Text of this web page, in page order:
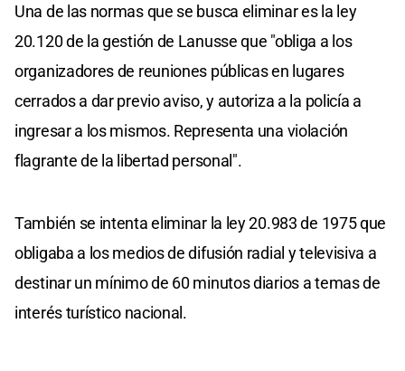
Una de las normas que se busca eliminar es la ley
20.120 de la gestión de Lanusse que "obliga a los
organizadores de reuniones públicas en lugares
cerrados a dar previo aviso, y autoriza a la policía a
ingresar a los mismos. Representa una violación
flagrante de la libertad personal".
También se intenta eliminar la ley 20.983 de 1975 que
obligaba a los medios de difusión radial y televisiva a
destinar un mínimo de 60 minutos diarios a temas de
interés turístico nacional.